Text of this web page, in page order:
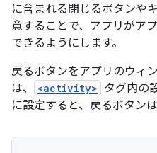
に含まれる閉じるボタンや
意することで、アプリがア
できるようにします。
戻るボタンをアプリのウィ
は、
<activity> タグ内の
に設定すると、戻るボタン